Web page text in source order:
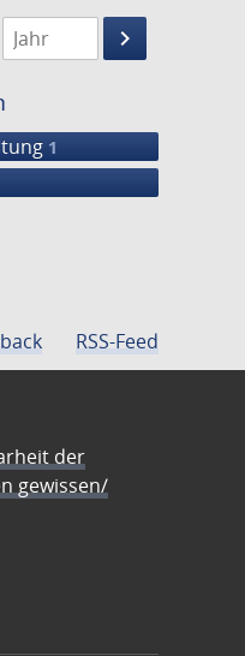
1747
keyboard_arrow_right
Suche
1
RSS-Feed
der
gewissen/